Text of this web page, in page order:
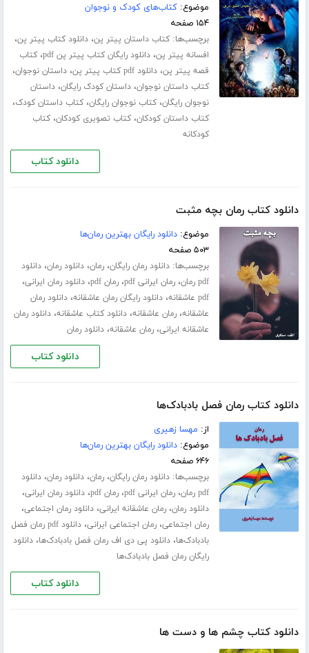
موضوع:کتاب‌های کودک و نوجوان
۱۵۴ صفحه
برچسب‌ها:کتاب داستان پیتر پن،دانلود کتاب پیتر پن،
افسانه پیتر پن،دانلود رایگان کتاب پیتر پن pdf ،کتاب
قصه پیتر پن،دانلود pdf کتاب پیتر پن ،داستان نوجوان،
کتاب داستان نوجوان،داستان کودک رایگان،داستان
نوجوان رایگان،کتاب نوجوان رایگان،کتاب داستان کودک،
کتاب داستان کودکان،کتاب تصویری کودکان،کتاب
کودکانه
دانلود کتاب
دانلود کتاب رمان بچه مثبت
موضوع:دانلود رایگان بهترین رمان‌ها
۵۰۳ صفحه
برچسب‌ها:دانلود رمان رایگان،رمان،دانلود رمان،دانلود
pdf رمان
،رمان ایرانی pdf ،رمان pdf ،دانلود رمان ایرانی،
pdf عاشقانه ،دانلود رایگان رمان عاشقانه،دانلود رمان
عاشقانه،رمان عاشقانه،دانلود کتاب عاشقانه،دانلود رمان
عاشقانه ایرانی،رمان عاشقانه،دانلود رمان
دانلود کتاب
دانلود کتاب رمان فصل بادبادک‌ها
از: مهسا زهیری
موضوع:دانلود رایگان بهترین رمان‌ها
۶۴۶ صفحه
برچسب‌ها:دانلود رمان رایگان،رمان،دانلود رمان،دانلود
pdf رمان
،رمان ایرانی pdf ،رمان pdf ،دانلود رمان ایرانی،
دانلود رمان،رمان عاشقانه ایرانی،دانلود رمان اجتماعی،
رمان اجتماعی،رمان اجتماعی ایرانی،
دانلود pdf رمان فصل
بادبادک‌ها،دانلود پی دی اف رمان فصل بادبادک‌ها،دانلود
رایگان رمان فصل بادبادک‌ها
دانلود کتاب
دانلود کتاب چشم ها و دست ها